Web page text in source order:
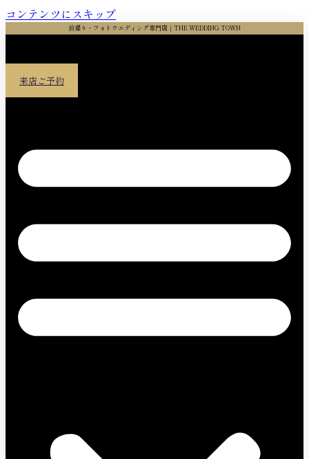
コンテンツにスキップ
前撮り・フォトウエディング専門店｜THE WEDDING TOWN
来店ご予約